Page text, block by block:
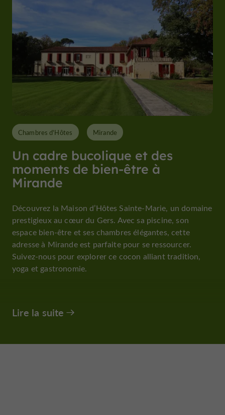
Un cadre bucolique et des
moments de bien-être à
Mirande
Chambres d'Hôtes Mirande
Découvrez la Maison d’Hôtes Sainte-Marie, un domaine
prestigieux au cœur du Gers. Avec sa piscine, son
espace bien-être et ses chambres élégantes, cette
adresse à Mirande est parfaite pour se ressourcer.
Suivez-nous pour explorer ce cocon alliant tradition,
yoga et gastronomie.
Lire la suite